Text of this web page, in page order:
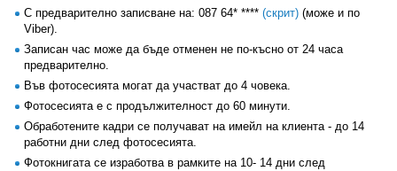
С предварително записване на: 087 64* **** (скрит) (може и по
Viber).
Записан час може да бъде отменен не по-късно от 24 часа
предварително.
Във фотосесията могат да участват до 4 човека.
Фотосесията е с продължителност до 60 минути.
Обработените кадри се получават на имейл на клиента - до 14
работни дни след фотосесията.
Фотокнигата се изработва в рамките на 10- 14 дни след